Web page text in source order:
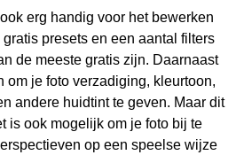
erg handig voor het bewerken
gratis presets en een aantal filters
de meeste gratis zijn. Daarnaast
om je foto verzadiging, kleurtoon,
andere huidtint te geven. Maar dit
is ook mogelijk om je foto bij te
op een speelse wijze